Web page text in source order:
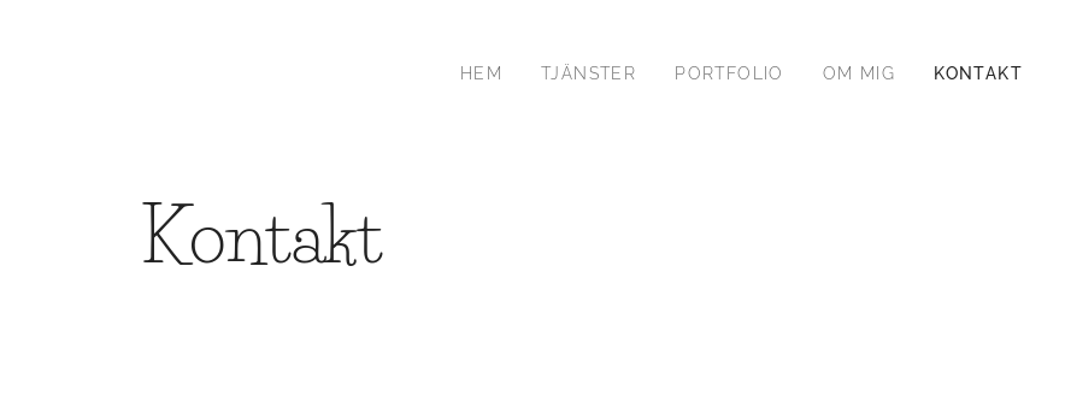
HEM TJÄNSTER PORTFOLIO OM MIG KONTAKT
Kontakt